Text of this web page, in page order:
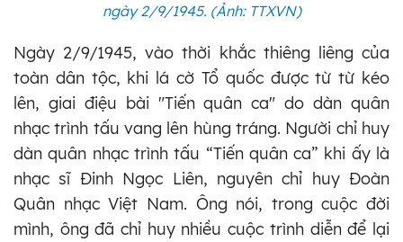
ngày 2/9/1945. (Ảnh: TTXVN)
Ngày 2/9/1945, vào thời khắc thiêng liêng của
toàn dân tộc, khi lá cờ Tổ quốc được từ từ kéo
lên, giai điệu bài "Tiến quân ca" do dàn quân
nhạc trình tấu vang lên hùng tráng. Người chỉ huy
dàn quân nhạc trình tấu “Tiến quân ca” khi ấy là
nhạc sĩ Đinh Ngọc Liên, nguyên chỉ huy Đoàn
Quân nhạc Việt Nam. Ông nói, trong cuộc đời
mình, ông đã chỉ huy nhiều cuộc trình diễn để lại